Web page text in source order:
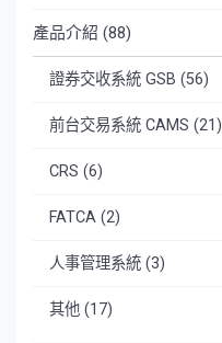
產品介紹 (88)
證券交收系統 GSB (56)
前台交易系統 CAMS (21)
CRS (6)
FATCA (2)
人事管理系統 (3)
其他 (17)